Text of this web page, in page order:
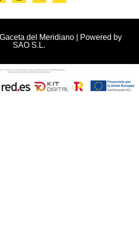
del Meridiano | Powered by
SAO S.L.